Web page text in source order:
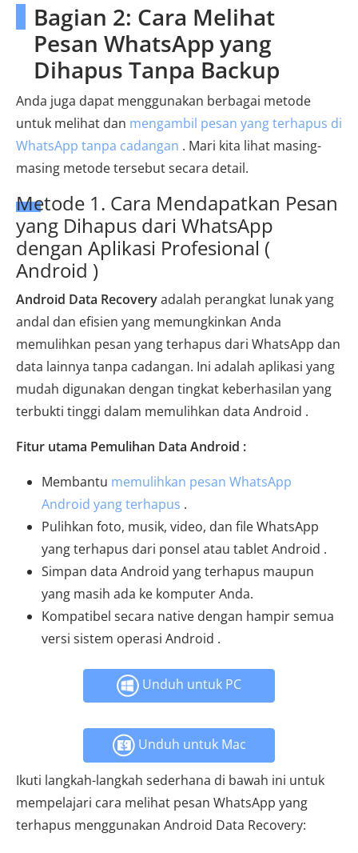
Bagian 2: Cara Melihat
Pesan WhatsApp yang
Dihapus Tanpa Backup
Anda juga dapat menggunakan berbagai metode
untuk melihat dan mengambil pesan yang terhapus di
WhatsApp tanpa cadangan . Mari kita lihat masing-
masing metode tersebut secara detail.
Metode 1. Cara Mendapatkan Pesan
yang Dihapus dari WhatsApp
dengan Aplikasi Profesional (
Android )
Android Data Recoveryadalah perangkat lunak yang
andal dan efisien yang memungkinkan Anda
memulihkan pesan yang terhapus dari WhatsApp dan
data lainnya tanpa cadangan. Ini adalah aplikasi yang
mudah digunakan dengan tingkat keberhasilan yang
terbukti tinggi dalam memulihkan data Android .
Fitur utama Pemulihan Data Android :
Membantu memulihkan pesan WhatsApp
Android yang terhapus .
Pulihkan foto, musik, video, dan file WhatsApp
yang terhapus dari ponsel atau tablet Android .
Simpan data Android yang terhapus maupun
yang masih ada ke komputer Anda.
Kompatibel secara native dengan hampir semua
versi sistem operasi Android .
Unduh untuk PC
Unduh untuk Mac
Ikuti langkah-langkah sederhana di bawah ini untuk
mempelajari cara melihat pesan WhatsApp yang
terhapus menggunakan Android Data Recovery: